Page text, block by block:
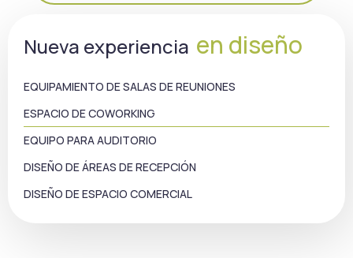
Nueva experiencia en diseño
EQUIPAMIENTO DE SALAS DE REUNIONES
ESPACIO DE COWORKING
EQUIPO PARA AUDITORIO​
DISEÑO DE ÁREAS DE RECEPCIÓN
DISEÑO DE ESPACIO COMERCIAL